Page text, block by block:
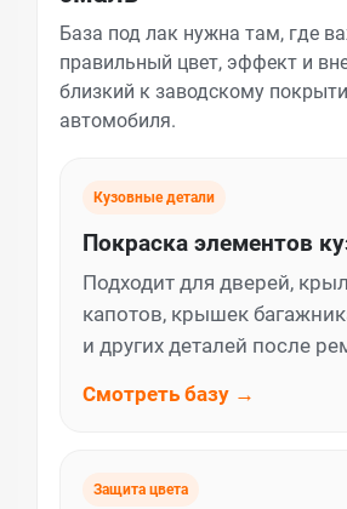
База под лак нужна там, где
правильный цвет, эффект и
близкий к заводскому
автомобиля.
Кузовные детали
Покраска элементов
Подходит для дверей,
капотов, крышек
и других деталей после
Смотреть базу →
Защита цвета